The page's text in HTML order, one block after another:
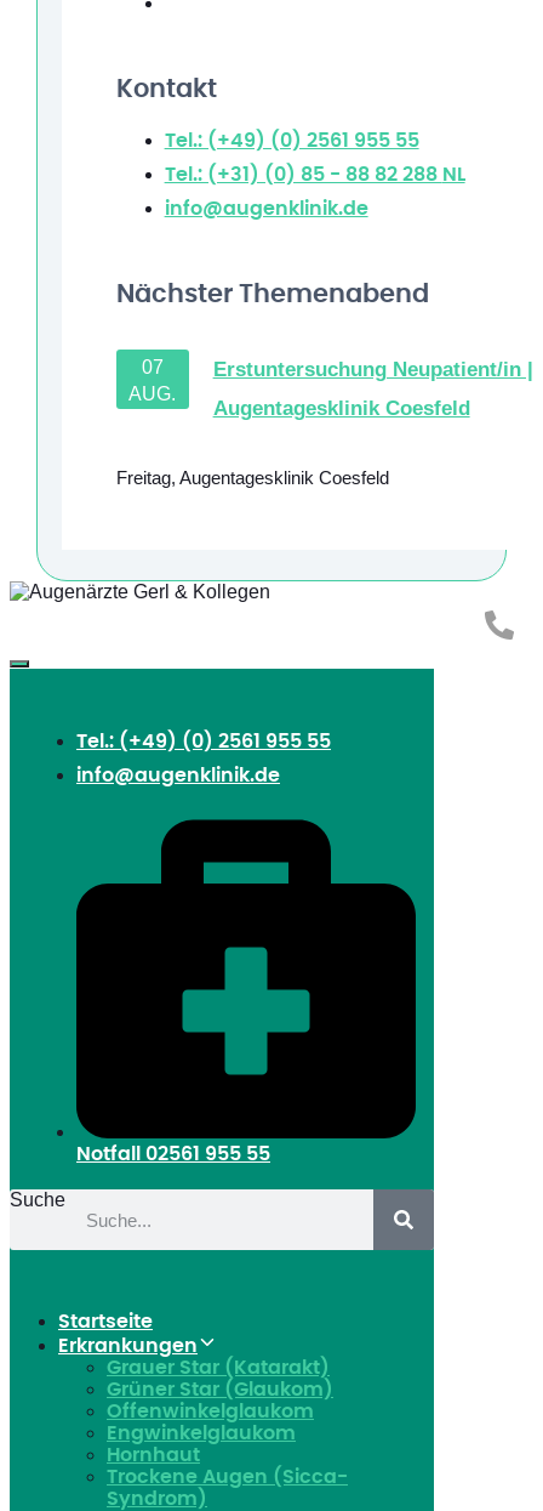
Kontakt
Tel.: (+49) (0) 2561 955 55
Tel.: (+31) (0) 85 - 88 82 288 NL
info@augenklinik.de
Nächster Themenabend
07
AUG.
Erstuntersuchung Neupatient/in |
Augentagesklinik Coesfeld
Freitag, Augentagesklinik Coesfeld
Tel.: (+49) (0) 2561 955 55
info@augenklinik.de
Notfall 02561 955 55
Suche
Startseite
Erkrankungen
Grauer Star (Katarakt)
Grüner Star (Glaukom)
Offenwinkelglaukom
Engwinkelglaukom
Hornhaut
Trockene Augen (Sicca-
Syndrom)